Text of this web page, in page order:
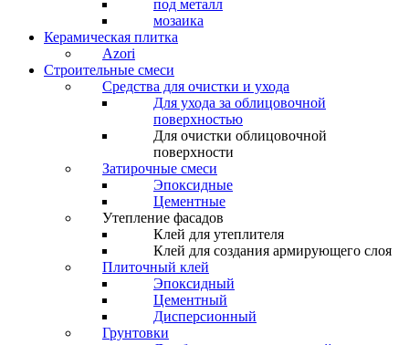
под металл
мозаика
Керамическая плитка
Azori
Строительные смеси
Средства для очистки и ухода
Для ухода за облицовочной
поверхностью
Для очистки облицовочной
поверхности
Затирочные смеси
Эпоксидные
Цементные
Утепление фасадов
Клей для утеплителя
Клей для создания армирующего слоя
Плиточный клей
Эпоксидный
Цементный
Дисперсионный
Грунтовки